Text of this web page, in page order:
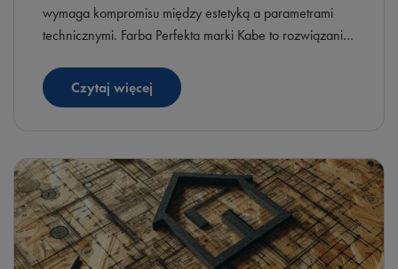
wymaga kompromisu między estetyką a parametrami
technicznymi. Farba Perfekta marki Kabe to rozwiązanie
priorytetem jest szybkość aplikacji oraz nienaganna
struktura powierzchni.
Czytaj więcej